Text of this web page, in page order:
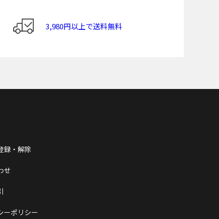
3,980円以上で送料無料
録・解除
せ
ーポリシー